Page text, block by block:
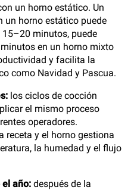
un horno estático. Un
un horno estático puede
minutos, puede
en un horno mixto
y facilita la
como Navidad y Pascua.
los ciclos de cocción
el mismo proceso
operadores.
receta y el horno gestiona
la humedad y el flujo
año: después de la